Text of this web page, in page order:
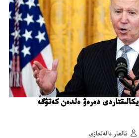
دەرەۋ ەلدەن كەتۋگە
تالعار دالەلعازى